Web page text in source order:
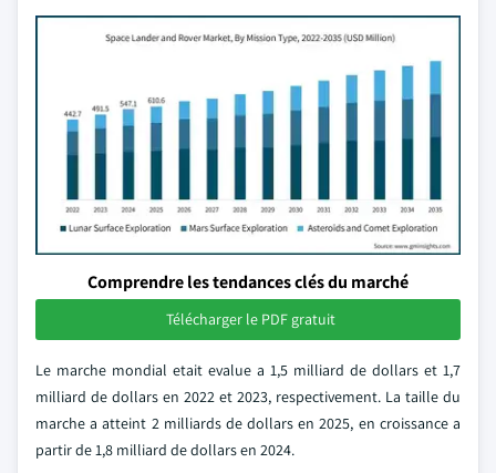
Comprendre les tendances clés du marché
Télécharger le PDF gratuit
Le marche mondial etait evalue a 1,5 milliard de dollars et 1,7
milliard de dollars en 2022 et 2023, respectivement. La taille du
marche a atteint 2 milliards de dollars en 2025, en croissance a
partir de 1,8 milliard de dollars en 2024.